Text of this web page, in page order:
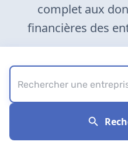
complet aux
financières des